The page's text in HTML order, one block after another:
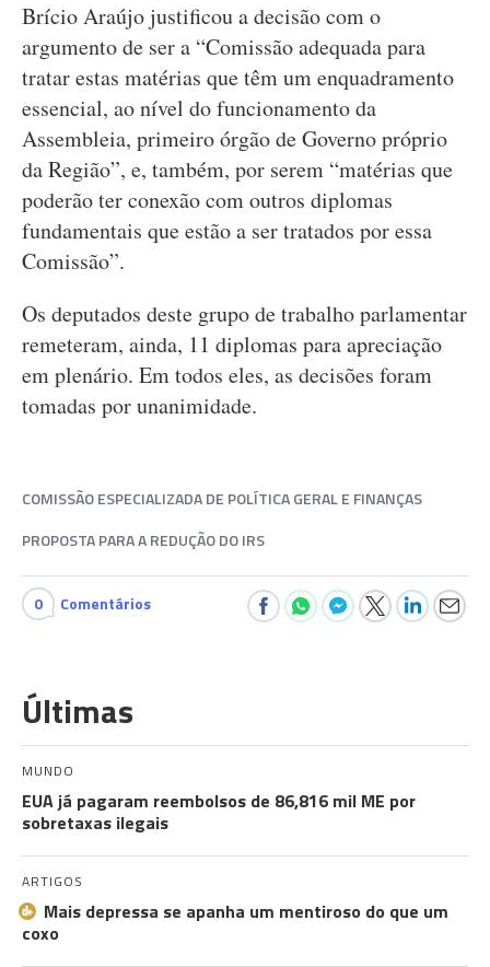
Brício Araújo justificou a decisão com o
argumento de ser a “Comissão adequada para
tratar estas matérias que têm um enquadramento
essencial, ao nível do funcionamento da
Assembleia, primeiro órgão de Governo próprio
da Região”, e, também, por serem “matérias que
poderão ter conexão com outros diplomas
fundamentais que estão a ser tratados por essa
Comissão”.
Os deputados deste grupo de trabalho parlamentar
remeteram, ainda, 11 diplomas para apreciação
em plenário. Em todos eles, as decisões foram
tomadas por unanimidade.
COMISSÃO ESPECIALIZADA DE POLÍTICA GERAL E FINANÇAS
PROPOSTA PARA A REDUÇÃO DO IRS
0 Comentários
Últimas
MUNDO
EUA já pagaram reembolsos de 86,816 mil ME por
sobretaxas ilegais
ARTIGOS
Mais depressa se apanha um mentiroso do que um
coxo